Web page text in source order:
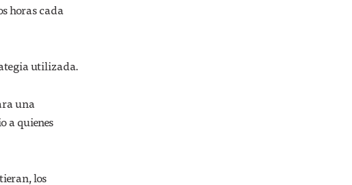
horas cada
utilizada.
una
a quienes
los